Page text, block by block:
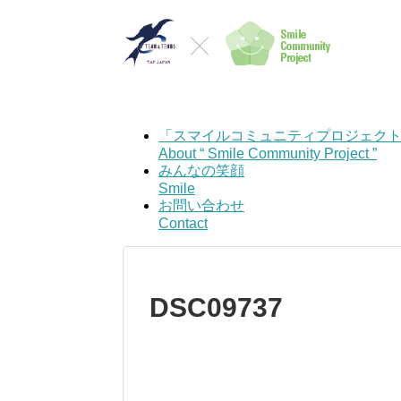
「スマイルコミュニティプロジェク
About “ Smile Community Project ”
みんなの笑顔
Smile
お問い合わせ
Contact
DSC09737